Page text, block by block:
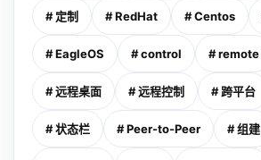
# 定制 # RedHat # Centos
# EagleOS # control # remote
# 远程桌面 # 远程控制 # 跨平台
# 状态栏 # Peer-to-Peer # 组建